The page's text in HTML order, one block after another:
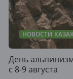
НОВОСТИ
День
с 8-9 августа